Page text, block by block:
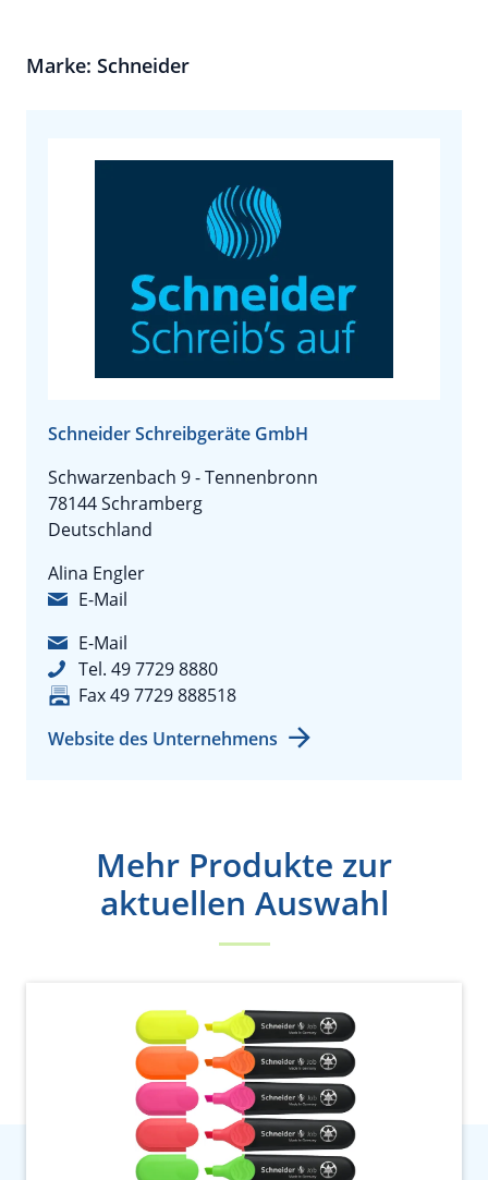
Marke: Schneider
Schneider Schreibgeräte GmbH
Schwarzenbach 9 - Tennenbronn
78144 Schramberg
Deutschland
Alina Engler
E-Mail
E-Mail
Tel. 49 7729 8880
Fax 49 7729 888518
Website des Unternehmens
Mehr Produkte zur
aktuellen Auswahl